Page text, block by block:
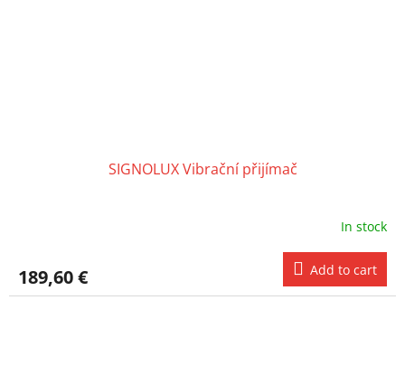
SIGNOLUX Vibrační přijímač
In stock
189,60 € Add to cart